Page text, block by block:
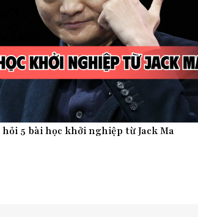
hỏi 5 bài học khởi nghiệp từ Jack Ma